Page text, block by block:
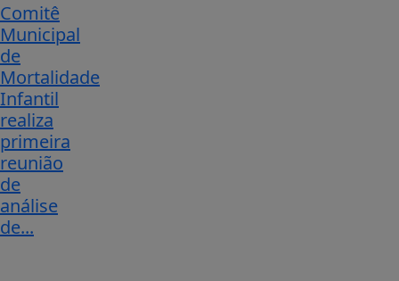
Comitê
Municipal
de
Mortalidade
Infantil
realiza
primeira
reunião
de
análise
de...